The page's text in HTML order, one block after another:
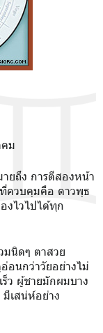
ม
ยถึง การตีสองหน้า
ควบคุมคือ ดาวพุธ
งไวไปได้ทุก
มนิดๆ ตาสวย
อนกว่าวัยอย่างไม่
ร็ว ผู้ชายมักผมบาง
เสน่ห์อย่าง